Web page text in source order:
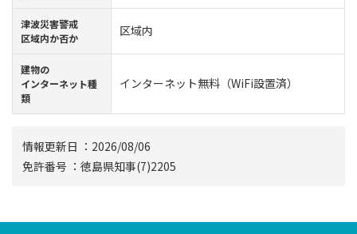
津波災害警戒
区域内か否か
区域内
建物の
インターネット種
類
インターネット無料（WiFi設置済）
情報更新⽇ ：2026/08/06
免許番号 ：徳島県知事(7)2205